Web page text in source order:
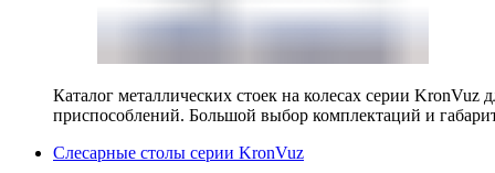
Каталог металлических стоек на колесах серии KronVuz
приспособлений. Большой выбор комплектаций и
Слесарные столы серии KronVuz